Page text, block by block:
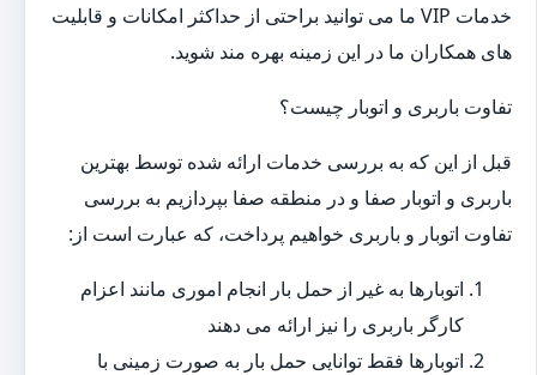
خدمات VIP ما می توانید براحتی از حداکثر امکانات و قابلیت
های همکاران ما در این زمینه بهره مند شوید.
تفاوت باربری و اتوبار چیست؟
قبل از این که به بررسی خدمات ارائه شده توسط بهترین
باربری و اتوبار صفا و در منطقه صفا بپردازیم به بررسی
تفاوت اتوبار و باربری خواهیم پرداخت، که عبارت است از:
اتوبارها به غیر از حمل بار انجام اموری مانند اعزام
کارگر باربری را نیز ارائه می دهند
اتوبارها فقط توانایی حمل بار به صورت زمینی با